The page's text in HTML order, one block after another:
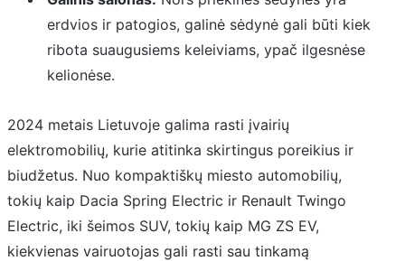
erdvios ir patogios, galinė sėdynė gali būti kiek
ribota suaugusiems keleiviams, ypač ilgesnėse
kelionėse.
2024 metais Lietuvoje galima rasti įvairių
elektromobilių, kurie atitinka skirtingus poreikius ir
biudžetus. Nuo kompaktiškų miesto automobilių,
tokių kaip Dacia Spring Electric ir Renault Twingo
Electric, iki šeimos SUV, tokių kaip MG ZS EV,
kiekvienas vairuotojas gali rasti sau tinkamą